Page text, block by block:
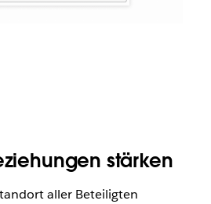
stärken
aller Beteiligten